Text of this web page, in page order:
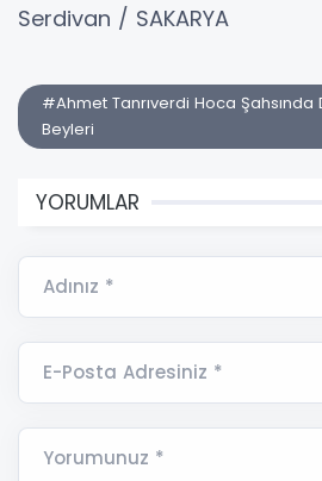
Serdivan / SAKARYA
#Ahmet Tanrıverdi Hoca Şahsında
Beyleri
YORUMLAR
Adınız *
E-Posta Adresiniz *
Yorumunuz *